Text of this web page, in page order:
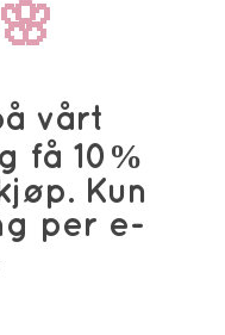
vårt
få 10%
Kun
per e-